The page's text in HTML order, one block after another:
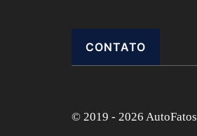
CONTATO
© 2019 - 2026 AutoFatos